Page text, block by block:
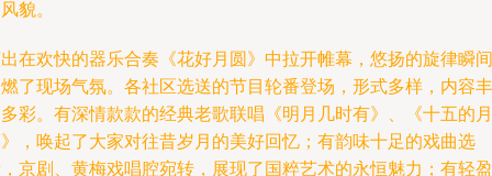
貌。
在欢快的器乐合奏《花好月圆》中拉开帷幕，悠扬的旋律瞬间
了现场气氛。各社区选送的节目轮番登场，形式多样，内容丰
彩。有深情款款的经典老歌联唱《明月几时有》、《十五的月
，唤起了大家对往昔岁月的美好回忆；有韵味十足的戏曲选
京剧、黄梅戏唱腔宛转，展现了国粹艺术的永恒魅力；有轻盈